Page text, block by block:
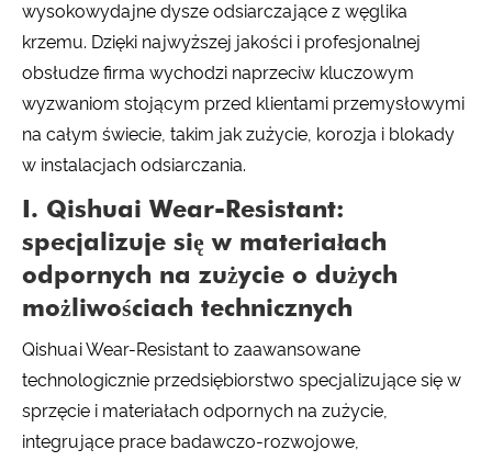
wysokowydajne dysze odsiarczające z węglika
krzemu. Dzięki najwyższej jakości i profesjonalnej
obsłudze firma wychodzi naprzeciw kluczowym
wyzwaniom stojącym przed klientami przemysłowymi
na całym świecie, takim jak zużycie, korozja i blokady
w instalacjach odsiarczania.
I. Qishuai Wear-Resistant:
specjalizuje się w materiałach
odpornych na zużycie o dużych
możliwościach technicznych
Qishuai Wear-Resistant to zaawansowane
technologicznie przedsiębiorstwo specjalizujące się w
sprzęcie i materiałach odpornych na zużycie,
integrujące prace badawczo-rozwojowe,